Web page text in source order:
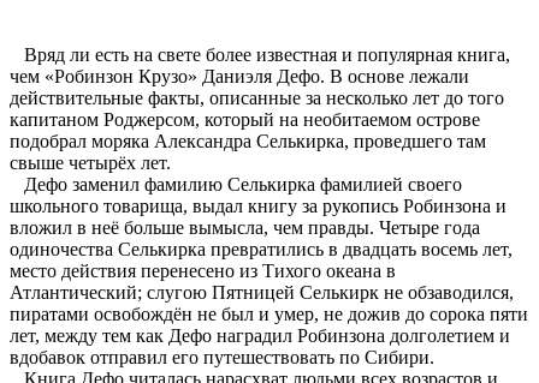
Вряд ли есть на свете более известная и популярная книга,
чем «Робинзон Крузо» Даниэля Дефо. В основе лежали
действительные факты, описанные за несколько лет до того
капитаном Роджерсом, который на необитаемом острове
подобрал моряка Александра Селькирка, проведшего там
свыше четырёх лет.
Дефо заменил фамилию Селькирка фамилией своего
школьного товарища, выдал книгу за рукопись Робинзона и
вложил в неё больше вымысла, чем правды. Четыре года
одиночества Селькирка превратились в двадцать восемь лет,
место действия перенесено из Тихого океана в
Атлантический; слугою Пятницей Селькирк не обзаводился,
пиратами освобождён не был и умер, не дожив до сорока пяти
лет, между тем как Дефо наградил Робинзона долголетием и
вдобавок отправил его путешествовать по Сибири.
Книга Дефо читалась нарасхват людьми всех возрастов и